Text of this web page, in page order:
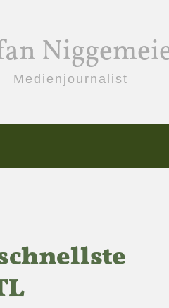
Medienjournalist